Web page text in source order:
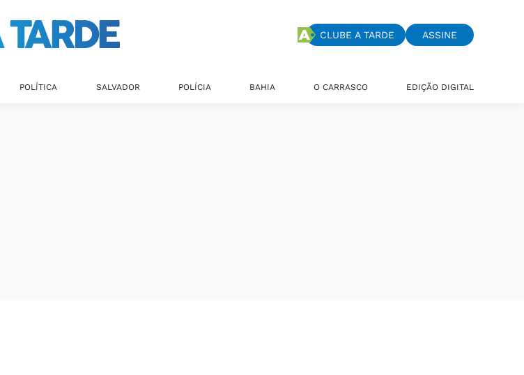
CLUBE A TARDE ASSINE
POLÍTICA SALVADOR POLÍCIA BAHIA O CARRASCO EDIÇÃO DIGITAL